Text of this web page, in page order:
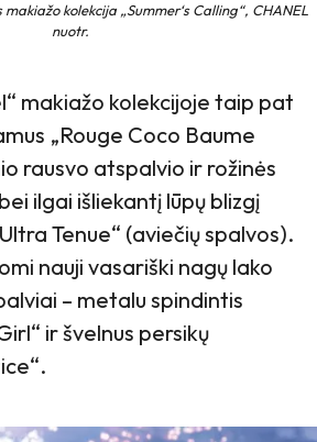
kolekcija „Summer‘s Calling“, CHANEL
nuotr.
makiažo kolekcijoje taip pat
„Rouge Coco Baume
rausvo atspalvio ir rožinės
ilgai išliekantį lūpų blizgį
Tenue“ (aviečių spalvos).
nauji vasariški nagų lako
– metalu spindintis
ir švelnus persikų